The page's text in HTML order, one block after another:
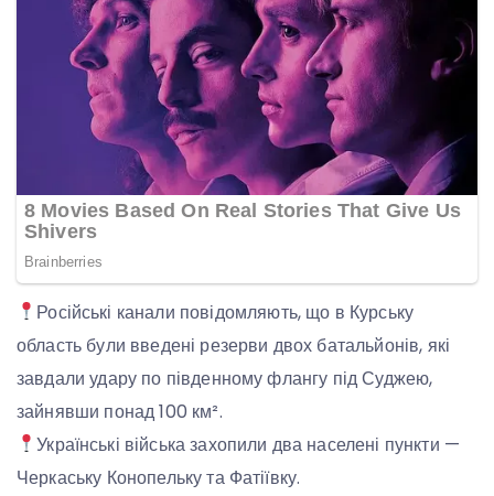
Російські канали повідомляють, що в Курську
область були введені резерви двох батальйонів, які
завдали удару по південному флангу під Суджею,
зайнявши понад 100 км².
Українські війська захопили два населені пункти —
Черкаську Конопельку та Фатіївку.